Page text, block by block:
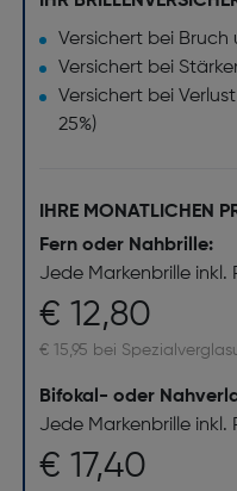
Versichert bei
Versichert bei
Versichert bei
25%)
IHRE MONATLICHEN
Fern oder Nahbrille:
Jede Markenbrille inkl.
€ 12,80
€ 15,95 bei
Bifokal- oder
Jede Markenbrille inkl.
€ 17,40